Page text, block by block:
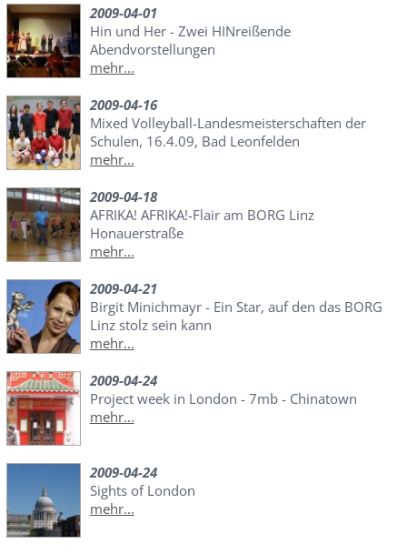
2009-04-01
Hin und Her - Zwei HINreißende
Abendvorstellungen
mehr...
2009-04-16
Mixed Volleyball-Landesmeisterschaften der
Schulen, 16.4.09, Bad Leonfelden
mehr...
2009-04-18
AFRIKA! AFRIKA!-Flair am BORG Linz
Honauerstraße
mehr...
2009-04-21
Birgit Minichmayr - Ein Star, auf den das BORG
Linz stolz sein kann
mehr...
2009-04-24
Project week in London - 7mb - Chinatown
mehr...
2009-04-24
Sights of London
mehr...